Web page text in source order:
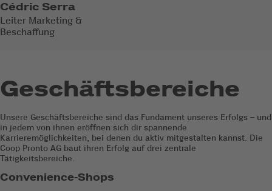
Cédric Serra
Leiter Marketing &
Beschaffung
Geschäftsbereiche
Unsere Geschäftsbereiche sind das Fundament unseres Erfolgs – und
in jedem von ihnen eröffnen sich dir spannende
Karrieremöglichkeiten, bei denen du aktiv mitgestalten kannst. Die
Coop Pronto AG baut ihren Erfolg auf drei zentrale
Tätigkeitsbereiche.
Convenience-Shops